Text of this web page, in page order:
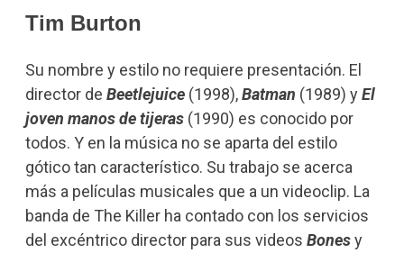
Tim Burton
Su nombre y estilo no requiere presentación. El
director de Beetlejuice(1998),Batman (1989) yEl
joven manos de tijeras(1990) es conocido por
todos. Y en la música no se aparta del estilo
gótico tan característico. Su trabajo se acerca
más a películas musicales que a un videoclip. La
banda de The Killer ha contado con los servicios
del excéntrico director para sus videos Bonesy